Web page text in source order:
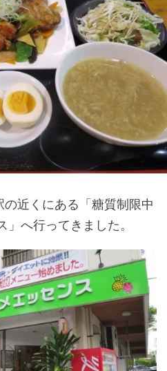
近くにある「糖質制限中
へ行ってきました。